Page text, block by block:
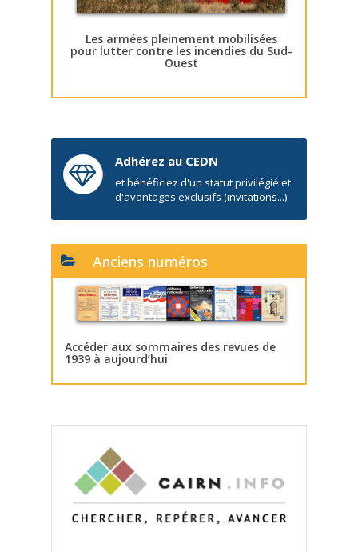
Les armées pleinement mobilisées
pour lutter contre les incendies du Sud-
Ouest
Adhérez au CEDN
et bénéficiez d'un statut privilégié et
d'avantages exclusifs (invitations...)
Anciens numéros
Accéder aux sommaires des revues de
1939 à aujourd’hui